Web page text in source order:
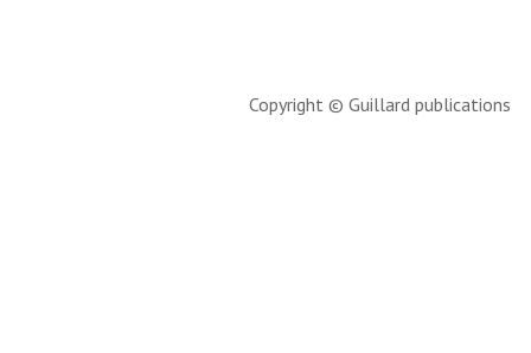
Copyright © Guillard publications